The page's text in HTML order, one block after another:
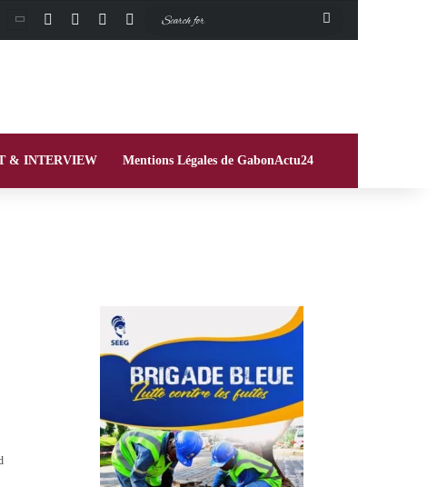
Facebook InstagramSwitch skin
& INTERVIEW Mentions Légales de GabonActu24